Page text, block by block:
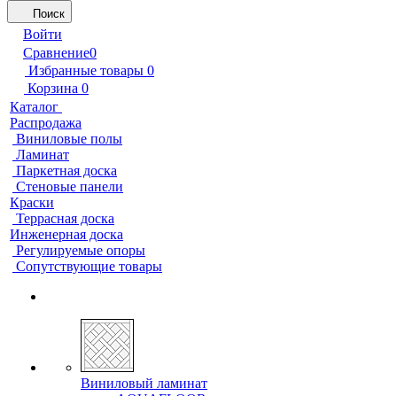
Поиск
Войти
Сравнение0
Избранные товары 0
Корзина 0
Каталог
Распродажа
Виниловые полы
Ламинат
Паркетная доска
Стеновые панели
Краски
Террасная доска
Инженерная доска
Регулируемые опоры
Сопутствующие товары
Виниловый ламинат